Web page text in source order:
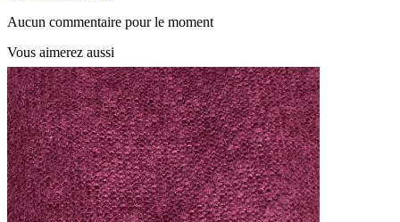
Aucun commentaire pour le moment
Vous aimerez aussi